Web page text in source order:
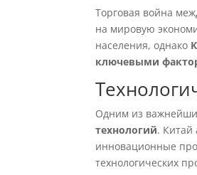
Торговая война
на мировую
населения, однако
ключевыми
Одним из
технологий. Китай
инновационные
технологических